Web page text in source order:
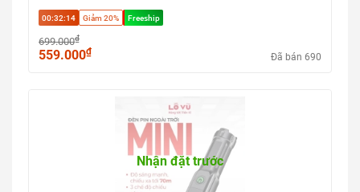
00:32:13 Giảm 20% Freeship
699.000₫
559.000₫ Đã bán 690
Nhận đặt trước